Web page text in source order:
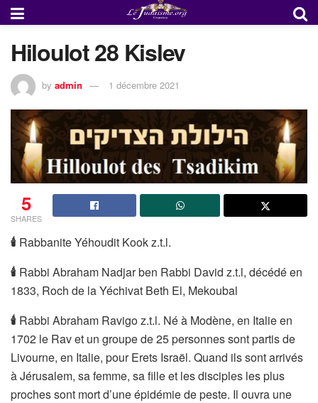
Hiloulot 28 Kislev
by admin 1 décembre 2021
5
SHARES
🕯 Rabbanite Yéhoudit Kook z.t.l.
🕯 Rabbi Abraham Nadjar ben Rabbi David z.t.l, décédé en
1833, Roch de la Yéchivat Beth El, Mekoubal
🕯 Rabbi Abraham Ravigo z.t.l. Né à Modène, en Italie en
1702 le Rav et un groupe de 25 personnes sont partis de
Livourne, en Italie, pour Erets Israël. Quand ils sont arrivés
à Jérusalem, sa femme, sa fille et les disciples les plus
proches sont mort d’une épidémie de peste. Il ouvra une